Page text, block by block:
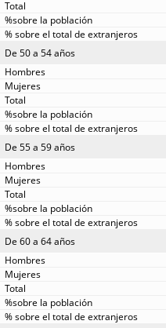
De 50 a 54 años
De 55 a 59 años
De 60 a 64 años